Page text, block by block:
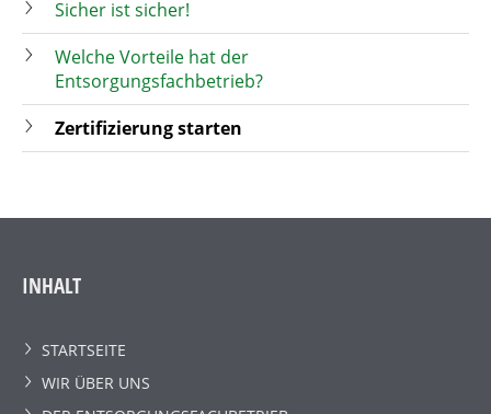
Sicher ist sicher!
Welche Vorteile hat der
Entsorgungsfachbetrieb?
Zertifizierung starten
INHALT
STARTSEITE
WIR ÜBER UNS